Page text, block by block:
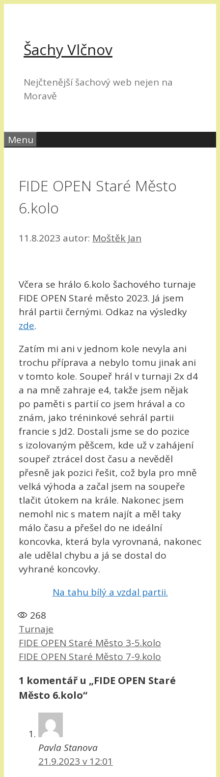
obsah
Šachy Vlčnov
Nejčtenější šachový web nejen na
Moravě
Menu
FIDE OPEN Staré Město
6.kolo
11.8.2023 autor: Moštěk Jan
Včera se hrálo 6.kolo šachového turnaje
FIDE OPEN Staré město 2023. Já jsem
hrál partii černými. Odkaz na výsledky
zde.
Zatím mi ani v jednom kole nevyla ani
trochu příprava a nebylo tomu jinak ani
v tomto kole. Soupeř hrál v turnaji 2x d4
a na mně zahraje e4, takže jsem nějak
po paměti s partií co jsem hrával a co
znám, jako tréninkové sehrál partii
francie s Jd2. Dostali jsme se do pozice
s izolovaným pěšcem, kde už v zahájení
soupeř ztrácel dost času a nevěděl
přesně jak pozici řešit, což byla pro mně
velká výhoda a začal jsem na soupeře
tlačit útokem na krále. Nakonec jsem
nemohl nic s matem najít a měl taky
málo času a přešel do ne ideální
koncovka, která byla vyrovnaná, nakonec
ale udělal chybu a já se dostal do
vyhrané koncovky.
Na tahu bílý a vzdal partii.
268
Rubriky
Turnaje
FIDE OPEN Staré Město 3-5.kolo
FIDE OPEN Staré Město 7-9.kolo
1 komentář u „FIDE OPEN Staré
Město 6.kolo“
Pavla Stanova
21.9.2023 v 12:01